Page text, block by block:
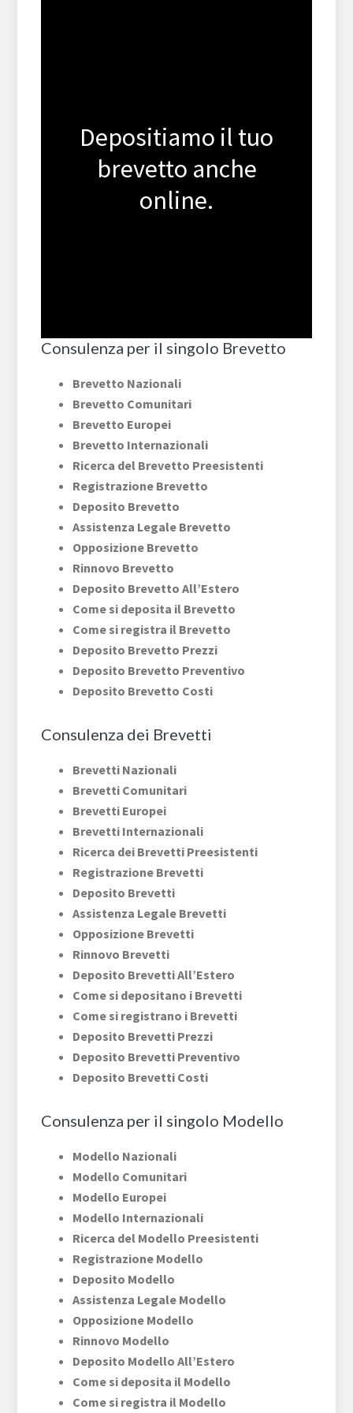
Depositiamo il tuo
brevetto anche
online.
Consulenza per il singolo Brevetto
Brevetto Nazionali
Brevetto Comunitari
Brevetto Europei
Brevetto Internazionali
Ricerca del Brevetto Preesistenti
Registrazione Brevetto
Deposito Brevetto
Assistenza Legale Brevetto
Opposizione Brevetto
Rinnovo Brevetto
Deposito Brevetto All’Estero
Come si deposita il Brevetto
Come si registra il Brevetto
Deposito Brevetto Prezzi
Deposito Brevetto Preventivo
Deposito Brevetto Costi
Consulenza dei Brevetti
Brevetti Nazionali
Brevetti Comunitari
Brevetti Europei
Brevetti Internazionali
Ricerca dei Brevetti Preesistenti
Registrazione Brevetti
Deposito Brevetti
Assistenza Legale Brevetti
Opposizione Brevetti
Rinnovo Brevetti
Deposito Brevetti All’Estero
Come si depositano i Brevetti
Come si registrano i Brevetti
Deposito Brevetti Prezzi
Deposito Brevetti Preventivo
Deposito Brevetti Costi
Consulenza per il singolo Modello
Modello Nazionali
Modello Comunitari
Modello Europei
Modello Internazionali
Ricerca del Modello Preesistenti
Registrazione Modello
Deposito Modello
Assistenza Legale Modello
Opposizione Modello
Rinnovo Modello
Deposito Modello All’Estero
Come si deposita il Modello
Come si registra il Modello